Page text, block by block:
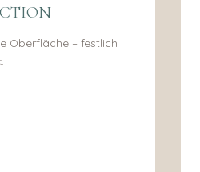
Oberfläche – festlich